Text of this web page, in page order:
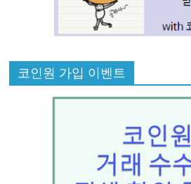
코인원 가입 이벤트